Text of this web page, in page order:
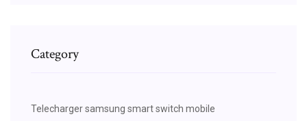
Category
Telecharger samsung smart switch mobile